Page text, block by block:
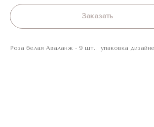
Заказать
Роза белая Аваланж - 9 шт., упаковка